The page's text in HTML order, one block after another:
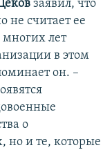
заявил, что
не считает ее
лет
в этом
он. –
о
но и те, которые